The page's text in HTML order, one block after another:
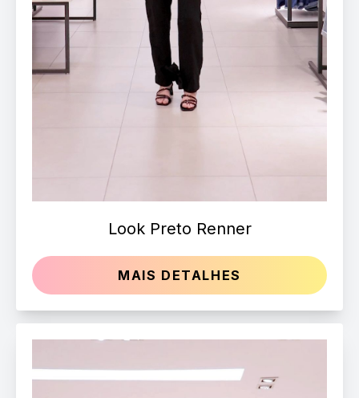
Look Preto Renner
MAIS DETALHES